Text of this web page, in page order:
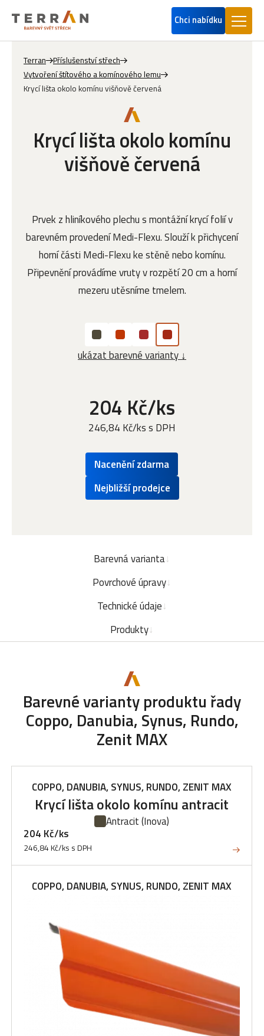
Chci nabídku
Terran
Příslušenství střech
Vytvoření štítového a komínového lemu
Krycí lišta okolo komínu višňově červená
Krycí lišta okolo komínu
višňově červená
Prvek z hliníkového plechu s montážní krycí folií v
barevném provedení Medi-Flexu. Slouží k přichycení
horní části Medi-Flexu ke stěně nebo komínu.
Připevnění provádíme vruty v rozpětí 20 cm a horní
mezeru utěsníme tmelem.
ukázat barevné varianty ↓
204 Kč/ks
246,84 Kč/ks s DPH
Nacenění zdarma
Nejbližší prodejce
Barevná varianta
Povrchové úpravy
Technické údaje
Produkty
Barevné varianty produktu řady
Coppo, Danubia, Synus, Rundo,
Zenit MAX
COPPO, DANUBIA, SYNUS, RUNDO, ZENIT MAX
Krycí lišta okolo komínu antracit
Antracit(Inova)
204 Kč/ks
246,84 Kč/ks s DPH
COPPO, DANUBIA, SYNUS, RUNDO, ZENIT MAX